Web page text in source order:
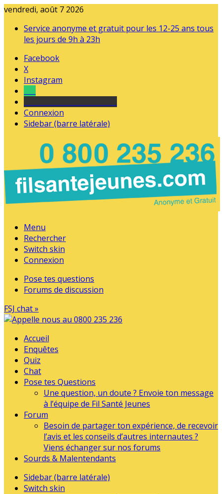
vendredi, août 7 2026
Service anonyme et gratuit pour les 12-25 ans tous
les jours de 9h à 23h
Facebook
X
Instagram
Connexion
Sidebar (barre latérale)
Menu
Rechercher
Switch skin
Connexion
Pose tes questions
Forums de discussion
FSJ chat »
Accueil
Enquêtes
Quiz
Chat
Pose tes Questions
Une question, un doute ? Envoie ton message
à l’équipe de Fil Santé Jeunes
Forum
Besoin de partager ton expérience, de recevoir
l’avis et les conseils d’autres internautes ?
Viens échanger sur nos forums
Sourds & Malentendants
Sidebar (barre latérale)
Switch skin